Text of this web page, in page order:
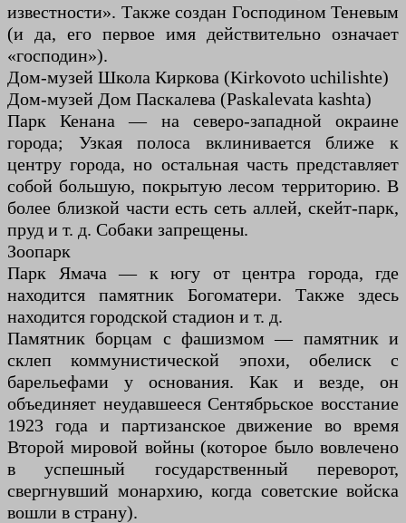
известности». Также создан Господином Теневым
(и да, его первое имя действительно означает
«господин»).
Дом-музей Школа Киркова (Kirkovoto uchilishte)
Дом-музей Дом Паскалева (Paskalevata kashta)
Парк Кенана — на северо-западной окраине
города; Узкая полоса вклинивается ближе к
центру города, но остальная часть представляет
собой большую, покрытую лесом территорию. В
более близкой части есть сеть аллей, скейт-парк,
пруд и т. д. Собаки запрещены.
Зоопарк
Парк Ямача — к югу от центра города, где
находится памятник Богоматери. Также здесь
находится городской стадион и т. д.
Памятник борцам с фашизмом — памятник и
склеп коммунистической эпохи, обелиск с
барельефами у основания. Как и везде, он
объединяет неудавшееся Сентябрьское восстание
1923 года и партизанское движение во время
Второй мировой войны (которое было вовлечено
в успешный государственный переворот,
свергнувший монархию, когда советские войска
вошли в страну).